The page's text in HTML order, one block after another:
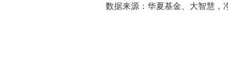
07-30
数据来源：华夏基金、大智慧，